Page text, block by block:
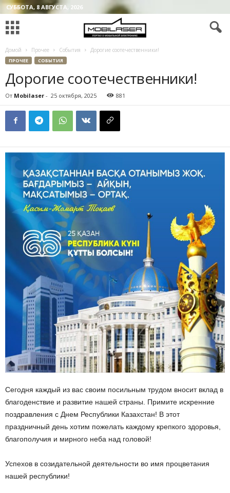
СУББОТА, 8 АВГУСТА, 2026
Домой Прочее События Дорогие соотечественники!
ПРОЧЕЕ СОБЫТИЯ
Дорогие соотечественники!
От Mobilaser - 25 октября, 2025 881
Сегодня каждый из вас своим посильным трудом вносит вклад в
благоденствие и развитие нашей страны. Примите искренние
поздравления с Днем Республики Казахстан! В этот
праздничный день хотим пожелать каждому крепкого здоровья,
благополучия и мирного неба над головой!
Успехов в созидательной деятельности во имя процветания
нашей республики!